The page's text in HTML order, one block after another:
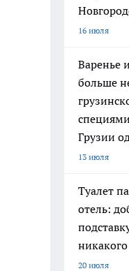
16 июля
Варенье
больше
Грузии
13 июля
Туалет
отель:
20 июля